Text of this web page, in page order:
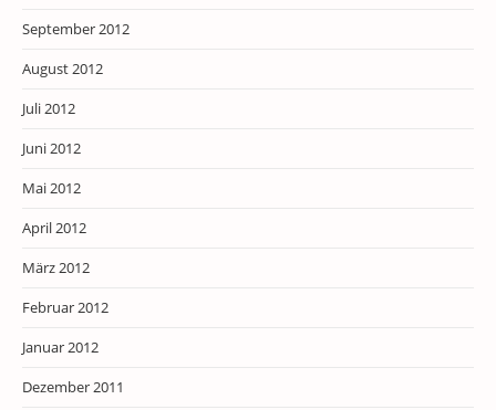
September 2012
August 2012
Juli 2012
Juni 2012
Mai 2012
April 2012
März 2012
Februar 2012
Januar 2012
Dezember 2011